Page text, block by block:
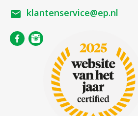
Totale inhoud vriesvakken
Geluidsniveau
Geluidsniveauklasse
B
Totale inhoud
koelgedeelte(s
183 liter
Gezamenlijke netto inhoud
klantenservice@ep.nl